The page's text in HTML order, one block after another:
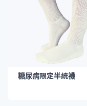
糖尿病限定半統襪